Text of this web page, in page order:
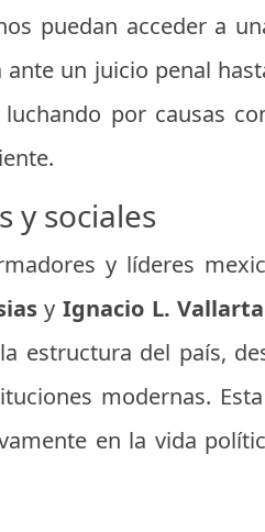
puedan acceder a
un juicio penal
por causas
y sociales
y líderes
y Ignacio L. Vallarta
estructura del país,
modernas.
en la vida